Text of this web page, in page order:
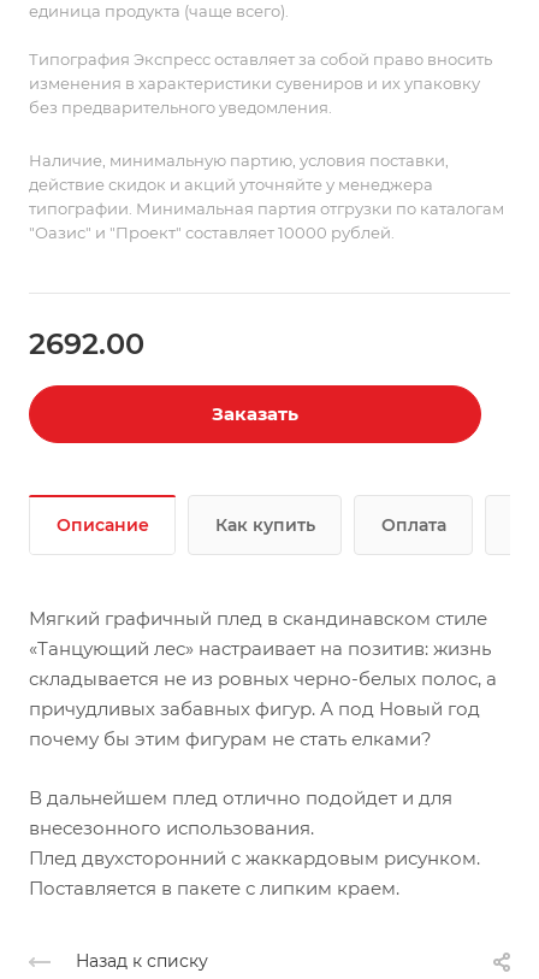
единица продукта (чаще всего).
Типография Экспресс оставляет за собой право вносить
изменения в характеристики сувениров и их упаковку
без предварительного уведомления.
Наличие, минимальную партию, условия поставки,
действие скидок и акций уточняйте у менеджера
типографии. Минимальная партия отгрузки по каталогам
"Оазис" и "Проект" составляет 10000 рублей.
2692.00
Заказать
Описание Как купить Оплата
Мягкий графичный плед в скандинавском стиле
«Танцующий лес» настраивает на позитив: жизнь
складывается не из ровных черно-белых полос, а
причудливых забавных фигур. А под Новый год
почему бы этим фигурам не стать елками?
В дальнейшем плед отлично подойдет и для
внесезонного использования.
Плед двухсторонний с жаккардовым рисунком.
Поставляется в пакете с липким краем.
Назад к списку